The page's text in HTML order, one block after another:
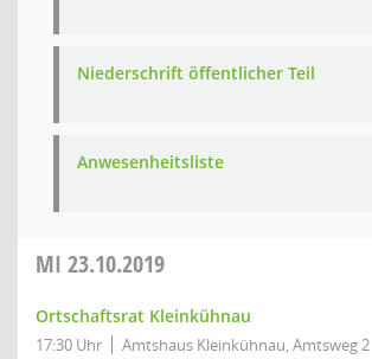
Niederschrift öffentlicher Teil
Anwesenheitsliste
MI 23.10.2019
Ortschaftsrat Kleinkühnau
17:30 Uhr Amtshaus Kleinkühnau, Amtsweg 2